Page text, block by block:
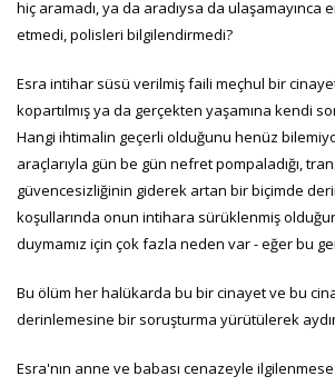
hiç aramadı, ya da aradıysa da ulaşamayınca
etmedi, polisleri bilgilendirmedi?
Esra intihar süsü verilmiş faili meçhul bir
kopartılmış ya da gerçekten yaşamına kendi
Hangi ihtimalin geçerli olduğunu henüz
araçlarıyla gün be gün nefret pompaladığı,
güvencesizliğinin giderek artan bir biçimde
koşullarında onun intihara sürüklenmiş
duymamız için çok fazla neden var - eğer bu
Bu ölüm her halükarda bu bir cinayet ve bu
derinlemesine bir soruşturma yürütülerek
Esra'nın anne ve babası cenazeyle